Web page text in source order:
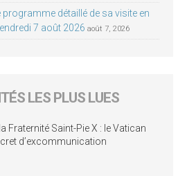
programme détaillé de sa visite en
7 août 2026 août 7, 2026
LES PLUS LUES
Fraternité Saint-Pie X : le Vatican
d’excommunication